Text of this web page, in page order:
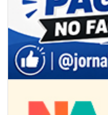
4º Festival Náutico de